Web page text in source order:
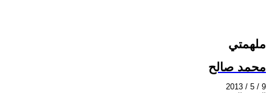
ملهمتي
محمد صالح
2013 / 5 / 9